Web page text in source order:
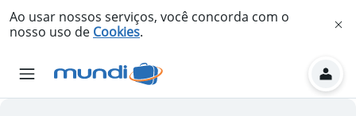
Ao usar nossos serviços, você concorda com o
nosso uso de Cookies.